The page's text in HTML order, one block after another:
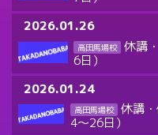
2026.01.26
高田馬場校
休講
6日）
2026.01.24
高田馬場校 休講・
4～26日）